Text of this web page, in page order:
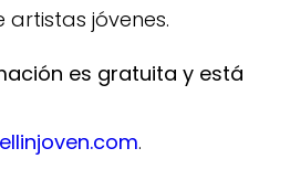
jóvenes.
es gratuita y está
.